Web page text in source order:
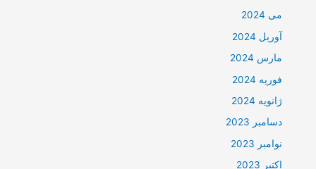
می 2024
آوریل 2024
مارس 2024
فوریه 2024
ژانویه 2024
دسامبر 2023
نوامبر 2023
اکتبر 2023